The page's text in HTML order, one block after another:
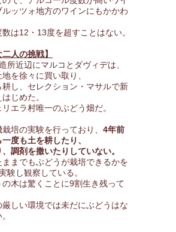
ルッツォ地方のワインにもかかわ
は12・13度を超すことはない。
人の挑戦】
所近辺にマルコとダヴィデは、
を徐々に買い取り、
耕し、セレクション・マサルで新
じめた。
エラ村唯一のぶどう畑だ。
培の実験を行っており、 4年前
度も土を耕したり、
調剤を撒いたりしていない。
までもぶどうが栽培できるかを
験し観察している。
木は驚くことに9割生き残って
厳しい環境では未だにぶどうはな